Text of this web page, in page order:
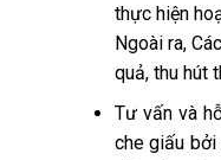
thực hiện
Ngoài ra,
quả, thu hút
Tư vấn và
che giấu bởi